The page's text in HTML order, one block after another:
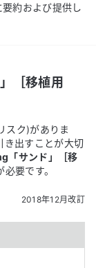
要約および提供し
［移植用
スク)がありま
き出すことが大切
「サンド」［移
要です。
2018年12月改訂